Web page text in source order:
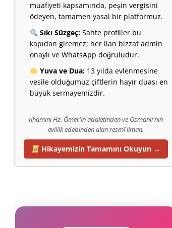
muafiyeti kapsamında, peşin vergisini
ödeyen, tamamen yasal bir platformuz.
Sıkı Süzgeç:Sahte profiller bu
kapıdan giremez; her ilan bizzat admin
onaylı ve WhatsApp doğruludur.
Yuva ve Dua:13 yılda evlenmesine
vesile olduğumuz çiftlerin hayır duası en
büyük sermayemizdir.
İlhamını Hz. Ömer'in adaletinden ve Osmanlı'nın
evlilik edebinden alan resmî liman.
Hikayemizin Tamamını Okuyun →